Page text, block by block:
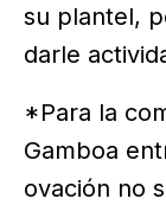
su plantel,
darle
*Para la
Gamboa
ovación no